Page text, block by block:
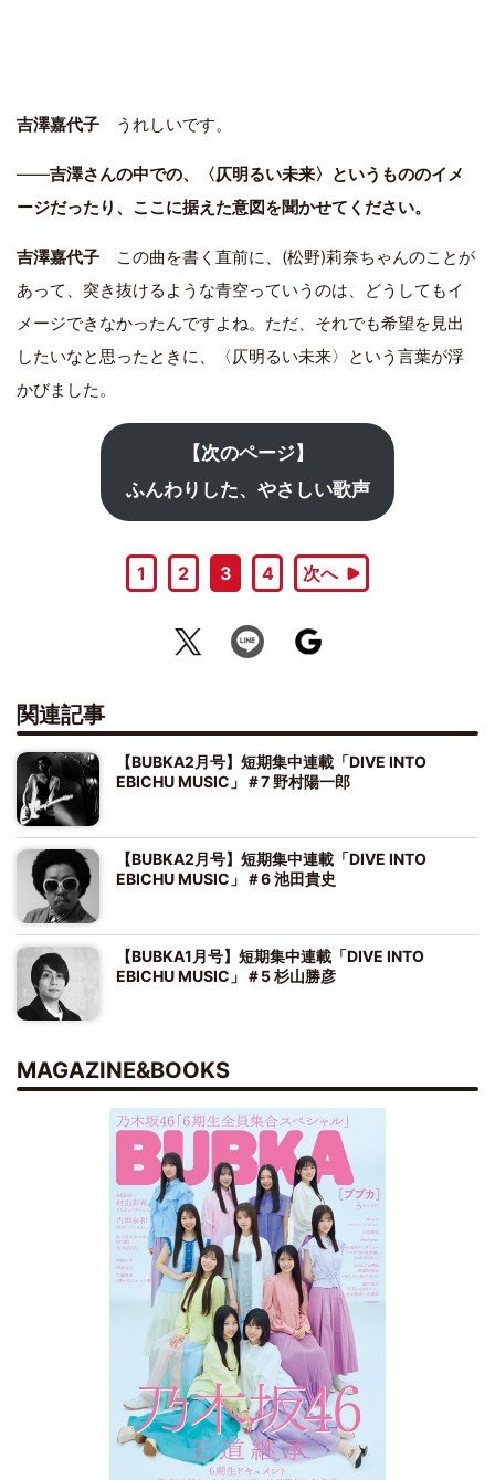
吉澤嘉代子 うれしいです。
――吉澤さんの中での、〈仄明るい未来〉というもののイメ
ージだったり、ここに据えた意図を聞かせてください。
吉澤嘉代子 この曲を書く直前に、(松野)莉奈ちゃんのことが
あって、突き抜けるような青空っていうのは、どうしてもイ
メージできなかったんですよね。ただ、それでも希望を見出
したいなと思ったときに、〈仄明るい未来〉という言葉が浮
かびました。
【次のページ】
ふんわりした、やさしい歌声
1 2 3 4 次へ
関連記事
【BUBKA2月号】短期集中連載「DIVE INTO
EBICHU MUSIC」＃7 野村陽一郎
【BUBKA2月号】短期集中連載「DIVE INTO
EBICHU MUSIC」＃6 池田貴史
【BUBKA1月号】短期集中連載「DIVE INTO
EBICHU MUSIC」＃5 杉山勝彦
MAGAZINE&BOOKS